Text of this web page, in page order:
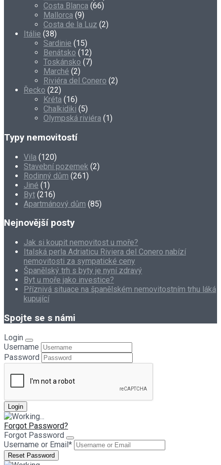
Costa Blanca (66)
Mallorca (9)
Costa de la Luz (2)
Itálie (38)
Sardinie (15)
Benátsko (12)
Toskánsko (7)
Marché (2)
Riviéra del Conero (2)
Řecko (22)
Kréta (16)
Chalkidiki (5)
Olympská riviéra (1)
Typy nemovitostí
Vila (120)
Stavební pozemek (2)
Rodinný dům (261)
Jiné (1)
Byt (216)
Apartmánový dům (85)
Nejnovější posty
Jak si koupit nemovitost u moře?
Italská perla Adriaticu Riviera del Conero nabízí
nemovitosti za sympatické ceny
Španělský trh s byty je nyní zdravý
Byt u moře jako investice?
Příznivá situace na španělském nemovitostním trhu láká
kupující
Spojte se s námi
Login
Username
Password
Forgot Password?
Forgot Password
Username or Email*